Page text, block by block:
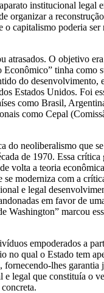
institucional
a
capitalismo poderia
atrasados. O objetivo
tinha como
do desenvolvimento,
Estados Unidos. Foi
como Brasil,
como Cepal
do neoliberalismo que
de 1970. Essa
volta a teoria
moderniza com a
e legal
em favor de
marcou
empoderados a
no qual o Estado tem
lhes
legal que constituía o